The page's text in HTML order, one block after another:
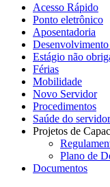
Acesso Rápido
Ponto eletrônico
Aposentadoria
Desenvolvimento
Estágio não
Férias
Mobilidade
Novo Servidor
Procedimentos
Saúde do servidor
Projetos de
Plano de
Documentos